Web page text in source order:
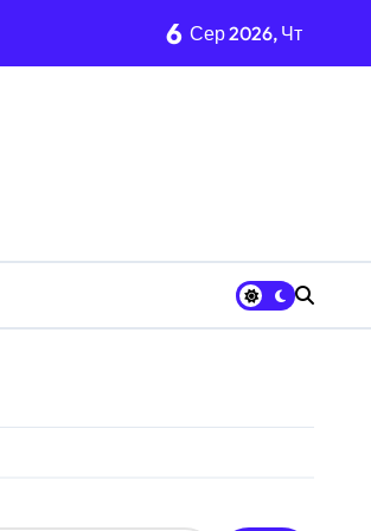
ГВт потужностей
6 Сер 2026, Чт